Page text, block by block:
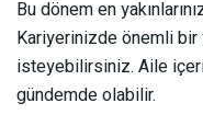
Bu dönem en
Kariyerinizde önemli
isteyebilirsiniz. Aile
gündemde olabilir.